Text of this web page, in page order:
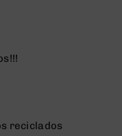
reciclados